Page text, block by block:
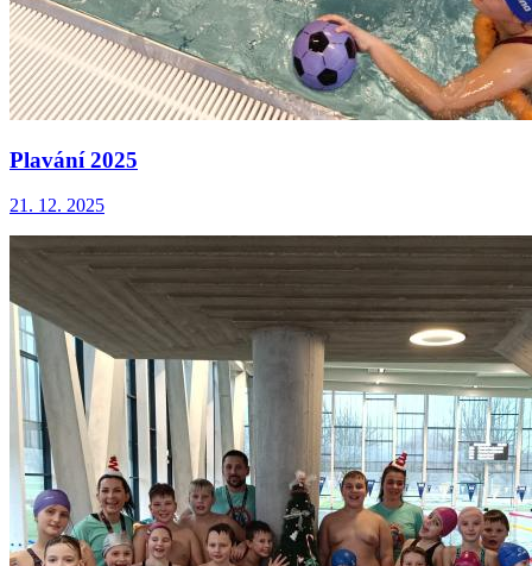
Plavání 2025
21. 12. 2025